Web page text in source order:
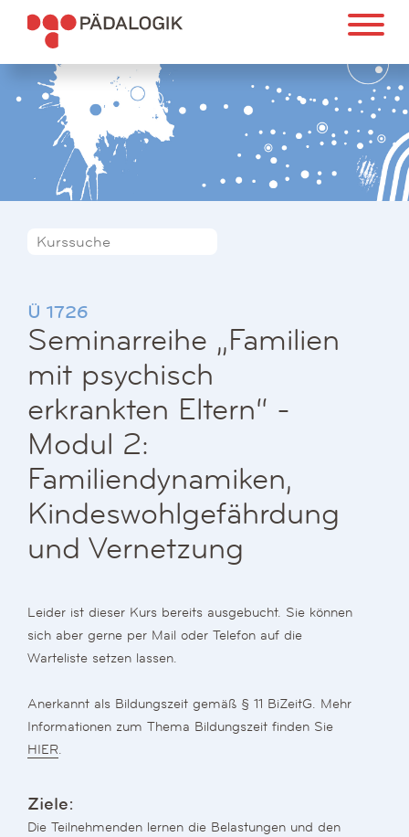
Ü 1726
Seminarreihe „Familien
mit psychisch
erkrankten Eltern“ -
Modul 2:
Familiendynamiken,
Kindeswohlgefährdung
und Vernetzung
Leider ist dieser Kurs bereits ausgebucht. Sie können
sich aber gerne per Mail oder Telefon auf die
Warteliste setzen lassen.
Anerkannt als Bildungszeit gemäß § 11 BiZeitG. Mehr
Informationen zum Thema Bildungszeit finden Sie
HIER.
Ziele:
Die Teilnehmenden lernen die Belastungen und den